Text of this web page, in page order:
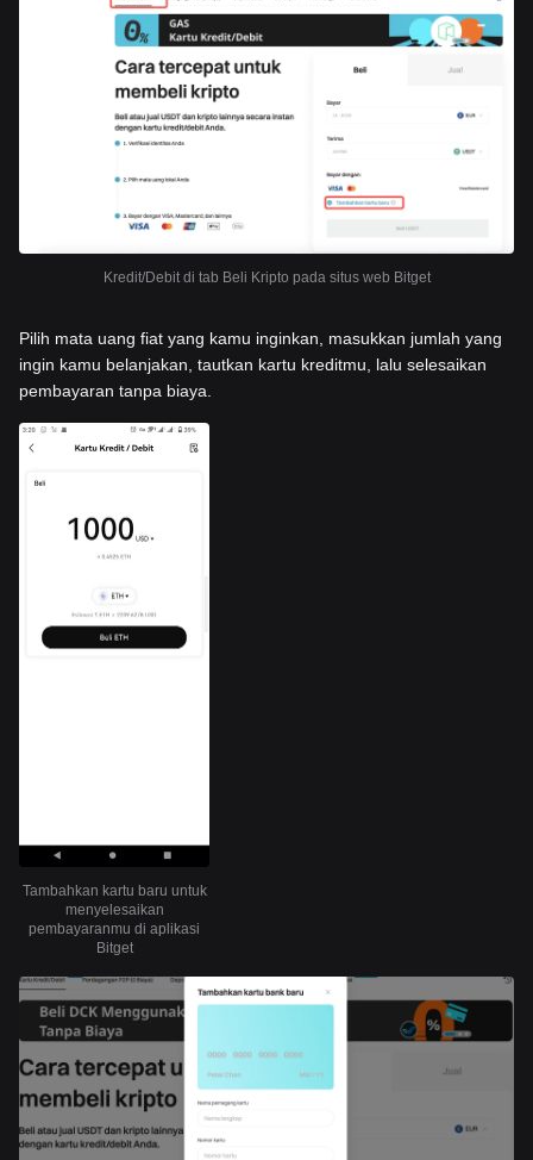
Kredit/Debit di tab Beli Kripto pada situs web Bitget
Pilih mata uang fiat yang kamu inginkan, masukkan jumlah yang
ingin kamu belanjakan, tautkan kartu kreditmu, lalu selesaikan
pembayaran tanpa biaya.
Tambahkan kartu baru untuk
menyelesaikan
pembayaranmu di aplikasi
Bitget